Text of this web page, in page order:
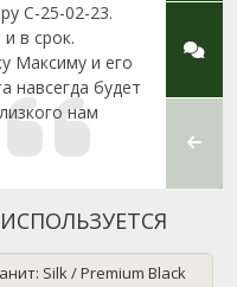
С-25-02-23.
в срок.
Максиму и его
навсегда будет
нам
и
Silk / Premium Black